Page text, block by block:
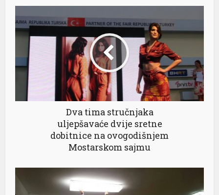
Dva tima stručnjaka
uljepšavaće dvije sretne
dobitnice na ovogodišnjem
Mostarskom sajmu